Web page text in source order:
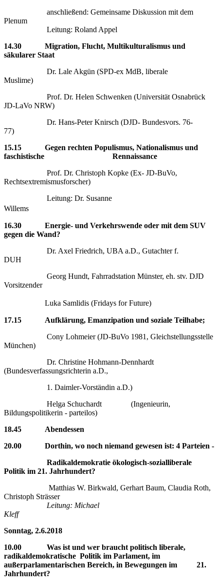
anschließend: Gemeinsame Diskussion mit dem
Plenum
Leitung: Roland Appel
14.30
Migration, Flucht, Multikulturalismus und
säkularer Staat
Dr. Lale Akgün (SPD-ex MdB, liberale
Muslime)
Prof. Dr. Helen Schwenken (Universität Osnabrück
JD-LaVo NRW)
Dr. Hans-Peter Knirsch (DJD- Bundesvors. 76-
77)
15.15 Gegen rechten Populismus, Nationalismus und
faschistische Rennaissance
Prof. Dr. Christoph Kopke (Ex- JD-BuVo,
Rechtsextremismusforscher)
Leitung: Dr. Susanne
Willems
16.30 Energie- und Verkehrswende oder mit dem SUV
gegen die Wand?
Dr. Axel Friedrich, UBA a.D., Gutachter f.
DUH
Georg Hundt, Fahrradstation Münster, eh. stv. DJD
Vorsitzender
Luka Samlidis (Fridays for Future)
17.15 Aufklärung, Emanzipation und soziale Teilhabe;
Cony Lohmeier (JD-BuVo 1981, Gleichstellungsstelle
München)
Dr. Christine Hohmann-Dennhardt
(Bundesverfassungsrichterin a.D.,
1. Daimler-Vorständin a.D.)
Helga Schuchardt (Ingenieurin,
Bildungspolitikerin - parteilos)
18.45 Abendessen
20.00 Dorthin, wo noch niemand gewesen ist: 4 Parteien -
Radikaldemokratie ökologisch-sozialliberale
Politik im 21. Jahrhundert?
Matthias W. Birkwald, Gerhart Baum, Claudia Roth,
Christoph Strässer
Leitung: Michael
Kleff
Sonntag, 2.6.2018
10.00 Was ist und wer braucht politisch liberale,
radikaldemokratische Politik im Parlament, im
außerparlamentarischen Bereich, in Bewegungen im 21.
Jahrhundert?